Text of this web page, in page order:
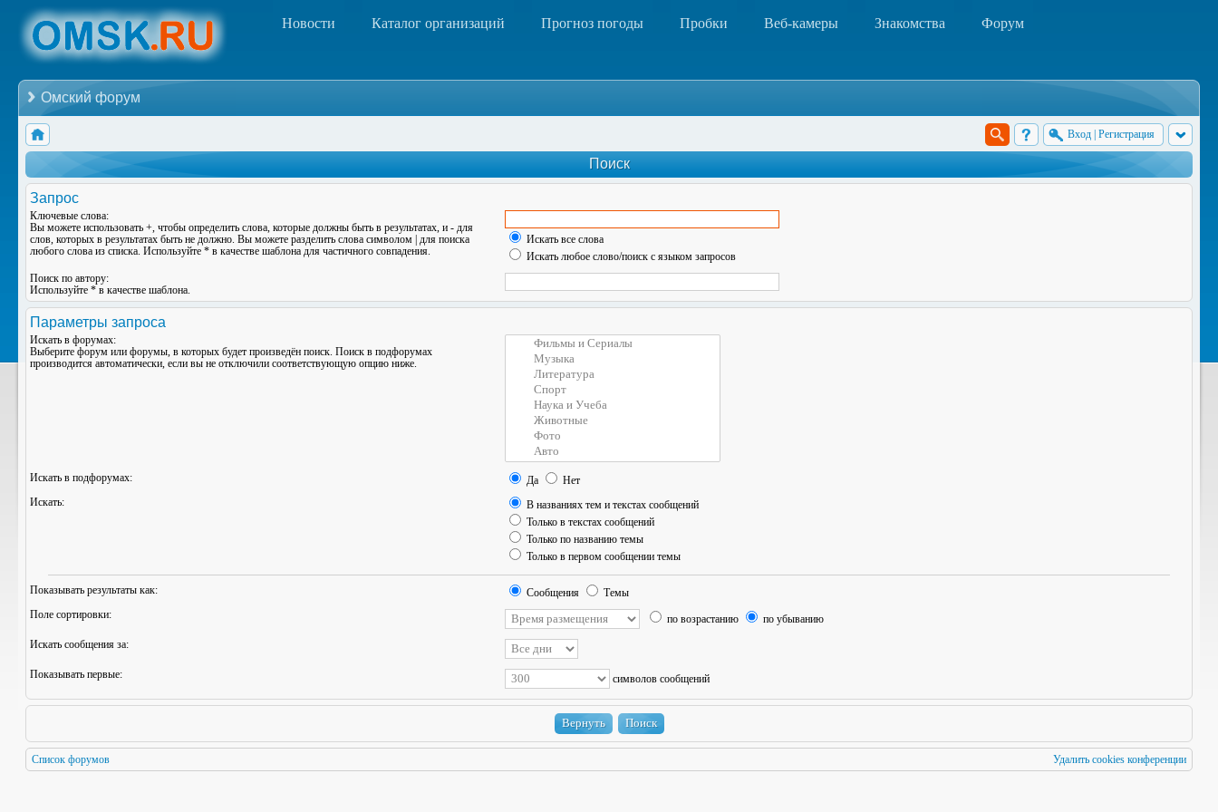
Новости Каталог организаций Прогноз погоды Пробки Веб-камеры Знакомства Форум
Омский форум
Вход Регистрация
Поиск
Запрос
Ключевые слова:
Вы можете использовать +, чтобы определить слова, которые должны быть в результатах, и - для
слов, которых в результатах быть не должно. Вы можете разделить слова символом для поиска
любого слова из списка. Используйте * в качестве шаблона для частичного совпадения.
Искать все слова
Искать любое слово/поиск с языком запросов
Поиск по автору:
Используйте * в качестве шаблона.
Параметры запроса
Искать в форумах:
Выберите форум или форумы, в которых будет произведён поиск. Поиск в подфорумах
производится автоматически, если вы не отключили соответствующую опцию ниже.
Искать в подфорумах: Да
Нет
Искать:
В названиях тем и текстах сообщений
Только в текстах сообщений
Только по названию темы
Только в первом сообщении темы
Показывать результаты как: Сообщения
Темы
Поле сортировки:
по возрастанию
по убыванию
Искать сообщения за:
Показывать первые: символов сообщений
Список форумов Удалить cookies конференции